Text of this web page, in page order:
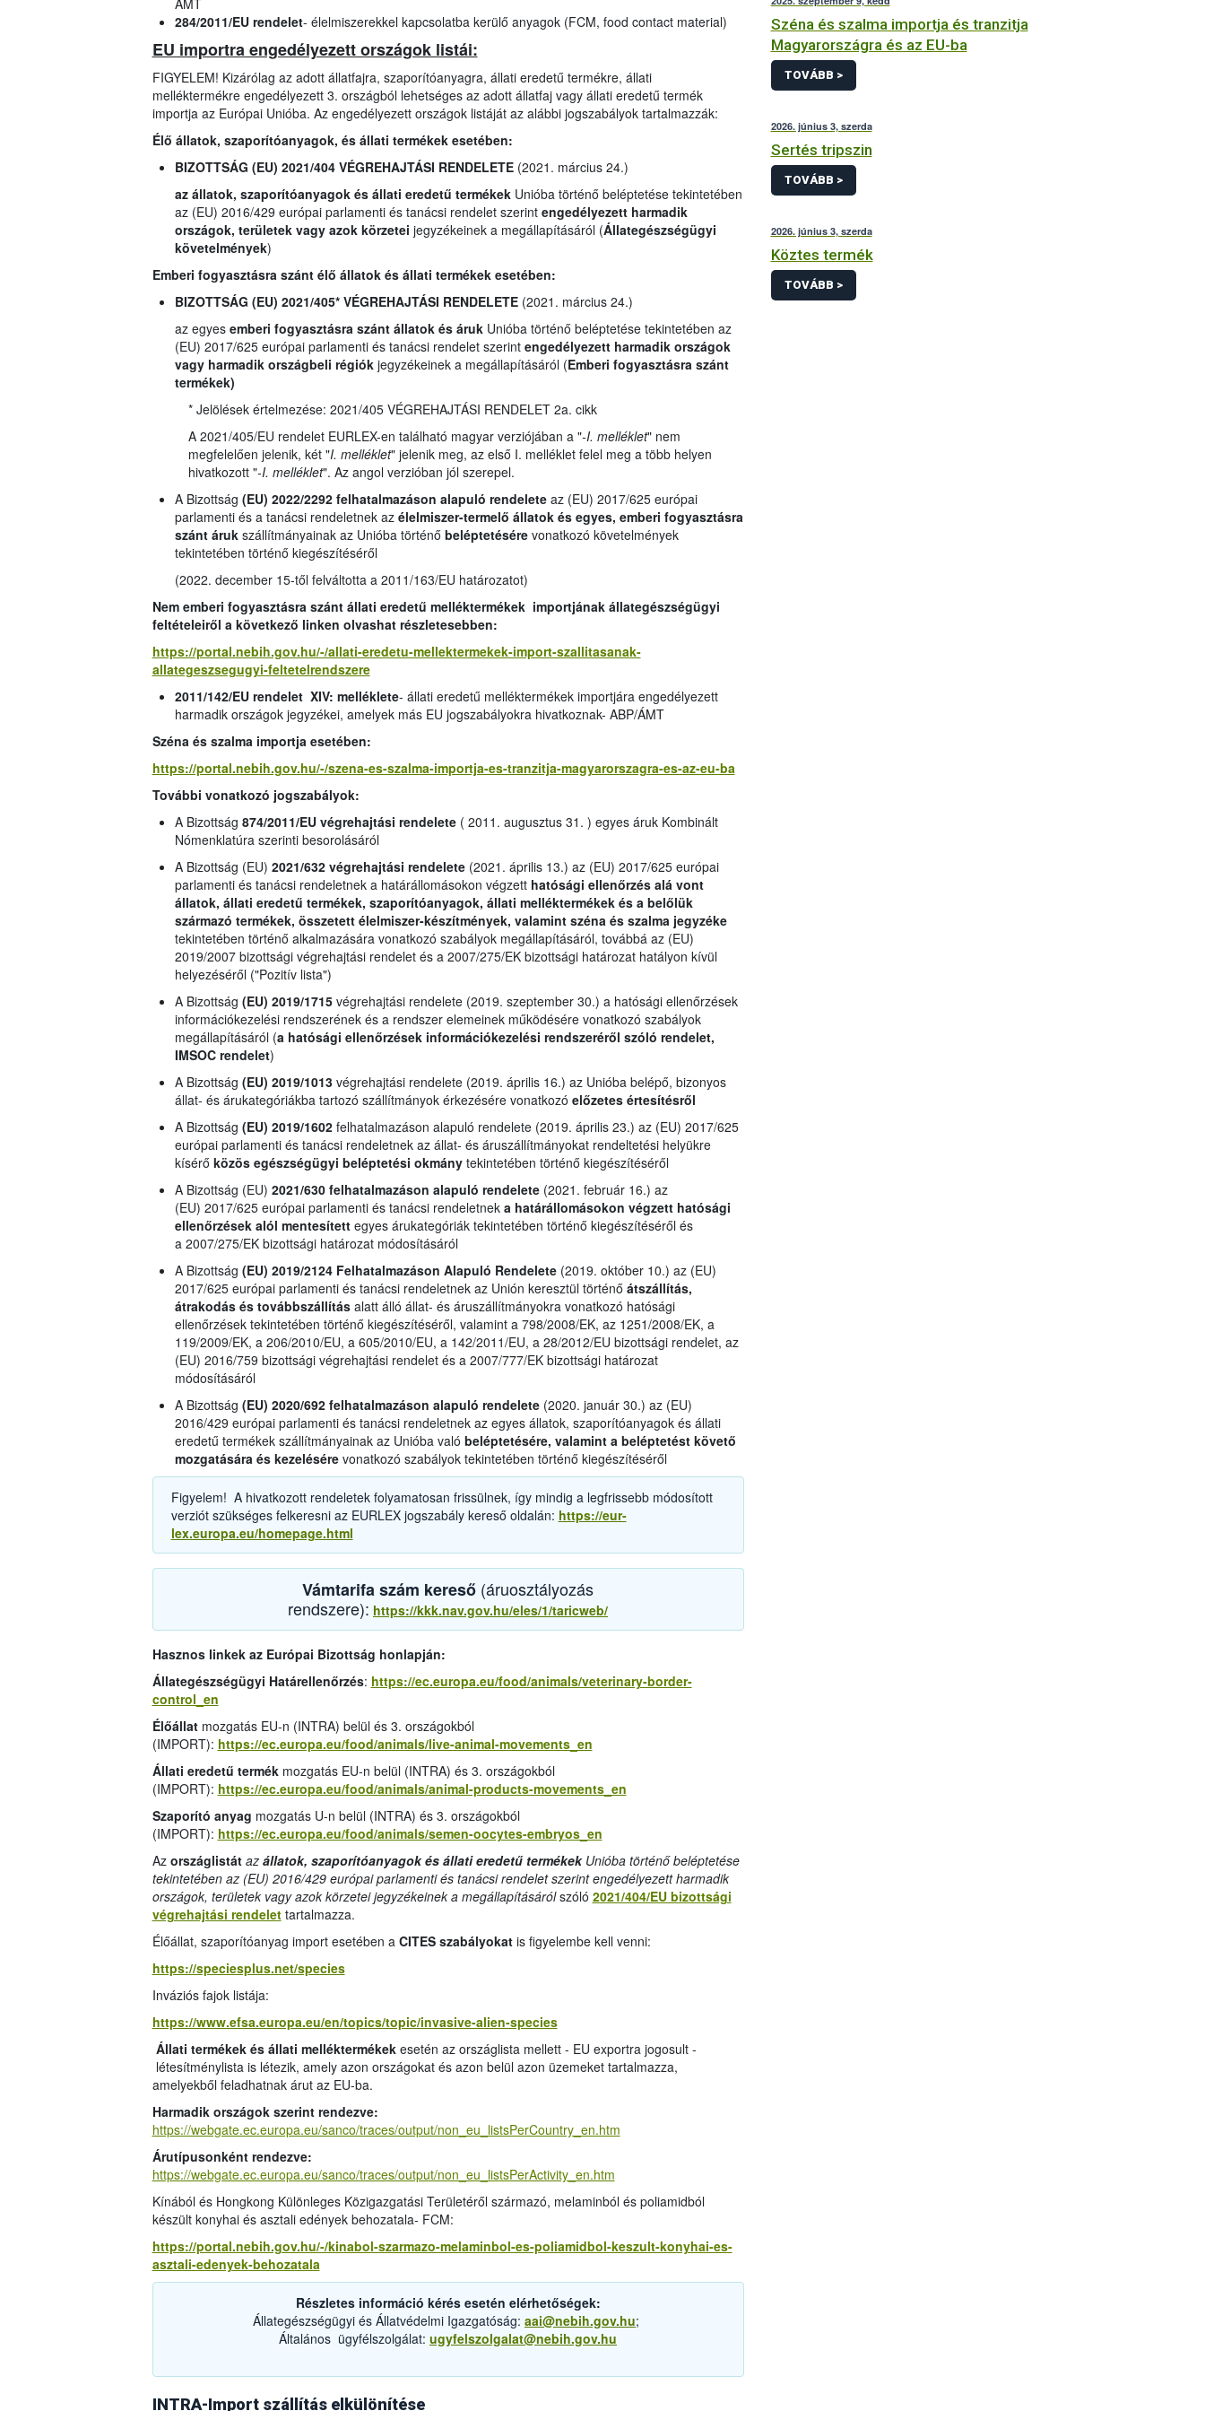
ÁMT
284/2011/EU rendelet- élelmiszerekkel kapcsolatba kerülő anyagok (FCM, food contact material)
EU importra engedélyezett országok listái:
FIGYELEM! Kizárólag az adott állatfajra, szaporítóanyagra, állati eredetű termékre, állati
melléktermékre engedélyezett 3. országból lehetséges az adott állatfaj vagy állati eredetű termék
importja az Európai Unióba. Az engedélyezett országok listáját az alábbi jogszabályok tartalmazzák:
Élő állatok, szaporítóanyagok, és állati termékek esetében:
BIZOTTSÁG (EU) 2021/404 VÉGREHAJTÁSI RENDELETE (2021. március 24.)
az állatok, szaporítóanyagok és állati eredetű termékekUnióba történő beléptetése tekintetében
az (EU) 2016/429 európai parlamenti és tanácsi rendelet szerint engedélyezett harmadik
országok, területek vagy azok körzetei jegyzékeinek a megállapításáról (Állategészségügyi
követelmények)
Emberi fogyasztásra szánt élő állatok és állati termékek esetében:
BIZOTTSÁG (EU) 2021/405* VÉGREHAJTÁSI RENDELETE (2021. március 24.)
az egyes emberi fogyasztásra szánt állatok és áruk Unióba történő beléptetése tekintetében az
(EU) 2017/625 európai parlamenti és tanácsi rendelet szerint engedélyezett harmadik országok
vagy harmadik országbeli régiók jegyzékeinek a megállapításáról (Emberi fogyasztásra szánt
termékek)
* Jelölések értelmezése: 2021/405 VÉGREHAJTÁSI RENDELET 2a. cikk
A 2021/405/EU rendelet EURLEX-en található magyar verziójában a "-I. melléklet" nem
megfelelően jelenik, két "I. melléklet" jelenik meg, az első I. melléklet felel meg a több helyen
hivatkozott "-I. melléklet". Az angol verzióban jól szerepel.
A Bizottság (EU) 2022/2292 felhatalmazáson alapuló rendeleteaz (EU) 2017/625 európai
parlamenti és a tanácsi rendeletnek az élelmiszer-termelő állatok és egyes, emberi fogyasztásra
szánt árukszállítmányainak az Unióba történő beléptetésére vonatkozó követelmények
tekintetében történő kiegészítéséről
(2022. december 15-től felváltotta a 2011/163/EU határozatot)
Nem emberi fogyasztásra szánt állati eredetű melléktermékek importjának állategészségügyi
feltételeiről a következő linken olvashat részletesebben:
https://portal.nebih.gov.hu/-/allati-eredetu-mellektermekek-import-szallitasanak-
allategeszsegugyi-feltetelrendszere
2011/142/EU rendelet XIV: melléklete- állati eredetű melléktermékek importjára engedélyezett
harmadik országok jegyzékei, amelyek más EU jogszabályokra hivatkoznak- ABP/ÁMT
Széna és szalma importja esetében:
https://portal.nebih.gov.hu/-/szena-es-szalma-importja-es-tranzitja-magyarorszagra-es-az-eu-ba
További vonatkozó jogszabályok:
A Bizottság 874/2011/EU végrehajtási rendelete( 2011. augusztus 31. ) egyes áruk Kombinált
Nómenklatúra szerinti besorolásáról
A Bizottság (EU) 2021/632 végrehajtási rendelete(2021. április 13.) az (EU) 2017/625 európai
parlamenti és tanácsi rendeletnek a határállomásokon végzett hatósági ellenőrzés alá vont
állatok, állati eredetű termékek, szaporítóanyagok, állati melléktermékek és a belőlük
származó termékek, összetett élelmiszer-készítmények, valamint széna és szalma jegyzéke
tekintetében történő alkalmazására vonatkozó szabályok megállapításáról, továbbá az (EU)
2019/2007 bizottsági végrehajtási rendelet és a 2007/275/EK bizottsági határozat hatályon kívül
helyezéséről ("Pozitív lista")
A Bizottság (EU) 2019/1715végrehajtási rendelete (2019. szeptember 30.) a hatósági ellenőrzések
információkezelési rendszerének és a rendszer elemeinek működésére vonatkozó szabályok
megállapításáról (a hatósági ellenőrzések információkezelési rendszeréről szóló rendelet,
IMSOC rendelet)
A Bizottság (EU) 2019/1013végrehajtási rendelete (2019. április 16.) az Unióba belépő, bizonyos
állat- és árukategóriákba tartozó szállítmányok érkezésére vonatkozó előzetes értesítésről
A Bizottság (EU) 2019/1602felhatalmazáson alapuló rendelete (2019. április 23.) az (EU) 2017/625
európai parlamenti és tanácsi rendeletnek az állat- és áruszállítmányokat rendeltetési helyükre
kísérő közös egészségügyi beléptetési okmánytekintetében történő kiegészítéséről
A Bizottság (EU) 2021/630 felhatalmazáson alapuló rendelete(2021. február 16.) az
(EU) 2017/625 európai parlamenti és tanácsi rendeletneka határállomásokon végzett hatósági
ellenőrzések alól mentesítettegyes árukategóriák tekintetében történő kiegészítéséről és
a 2007/275/EK bizottsági határozat módosításáról
A Bizottság (EU) 2019/2124 Felhatalmazáson Alapuló Rendelete (2019. október 10.) az (EU)
2017/625 európai parlamenti és tanácsi rendeletnek az Unión keresztül történő átszállítás,
átrakodás és továbbszállításalatt álló állat- és áruszállítmányokra vonatkozó hatósági
ellenőrzések tekintetében történő kiegészítéséről, valamint a 798/2008/EK, az 1251/2008/EK, a
119/2009/EK, a 206/2010/EU, a 605/2010/EU, a 142/2011/EU, a 28/2012/EU bizottsági rendelet, az
(EU) 2016/759 bizottsági végrehajtási rendelet és a 2007/777/EK bizottsági határozat
módosításáról
A Bizottság (EU) 2020/692 felhatalmazáson alapuló rendelete (2020. január 30.) az (EU)
2016/429 európai parlamenti és tanácsi rendeletnek az egyes állatok, szaporítóanyagok és állati
eredetű termékek szállítmányainak az Unióba való beléptetésére, valamint a beléptetést követő
mozgatására és kezelésérevonatkozó szabályok tekintetében történő kiegészítéséről
Figyelem! A hivatkozott rendeletek folyamatosan frissülnek, így mindig a legfrissebb módosított
verziót szükséges felkeresni az EURLEX jogszabály kereső oldalán: https://eur-
lex.europa.eu/homepage.html
Vámtarifa szám kereső (áruosztályozás
rendszere): https://kkk.nav.gov.hu/eles/1/taricweb/
Hasznos linkek az Európai Bizottság honlapján:
Állategészségügyi Határellenőrzés: https://ec.europa.eu/food/animals/veterinary-border-
control_en
Élőállat mozgatás EU-n (INTRA) belül és 3. országokból
(IMPORT): https://ec.europa.eu/food/animals/live-animal-movements_en
Állati eredetű termék mozgatás EU-n belül (INTRA) és 3. országokból
(IMPORT): https://ec.europa.eu/food/animals/animal-products-movements_en
Szaporító anyag mozgatás U-n belül (INTRA) és 3. országokból
(IMPORT): https://ec.europa.eu/food/animals/semen-oocytes-embryos_en
Az országlistát az állatok, szaporítóanyagok és állati eredetű termékekUnióba történő beléptetése
tekintetében az (EU) 2016/429 európai parlamenti és tanácsi rendelet szerint engedélyezett harmadik
országok, területek vagy azok körzetei jegyzékeinek a megállapításárólszóló 2021/404/EU bizottsági
végrehajtási rendelettartalmazza.
Élőállat, szaporítóanyag import esetében a CITES szabályokat is figyelembe kell venni:
https://speciesplus.net/species
Inváziós fajok listája:
https://www.efsa.europa.eu/en/topics/topic/invasive-alien-species
Állati termékek és állati melléktermékek esetén az országlista mellett - EU exportra jogosult -
létesítménylista is létezik, amely azon országokat és azon belül azon üzemeket tartalmazza,
amelyekből feladhatnak árut az EU-ba.
Harmadik országok szerint rendezve:
https://webgate.ec.europa.eu/sanco/traces/output/non_eu_listsPerCountry_en.htm
Árutípusonként rendezve:
https://webgate.ec.europa.eu/sanco/traces/output/non_eu_listsPerActivity_en.htm
Kínából és Hongkong Különleges Közigazgatási Területéről származó, melaminból és poliamidból
készült konyhai és asztali edények behozatala- FCM:
https://portal.nebih.gov.hu/-/kinabol-szarmazo-melaminbol-es-poliamidbol-keszult-konyhai-es-
asztali-edenyek-behozatala
Részletes információ kérés esetén elérhetőségek:
Állategészségügyi és Állatvédelmi Igazgatóság: aai@nebih.gov.hu;
Általános ügyfélszolgálat: ugyfelszolgalat@nebih.gov.hu
INTRA-Import szállítás elkülönítése
Széna és szalma importja és tranzitja
Magyarországra és az EU-ba
TOVÁBB >
2026. június 3, szerda
Sertés tripszin
TOVÁBB >
2026. június 3, szerda
Köztes termék
TOVÁBB >